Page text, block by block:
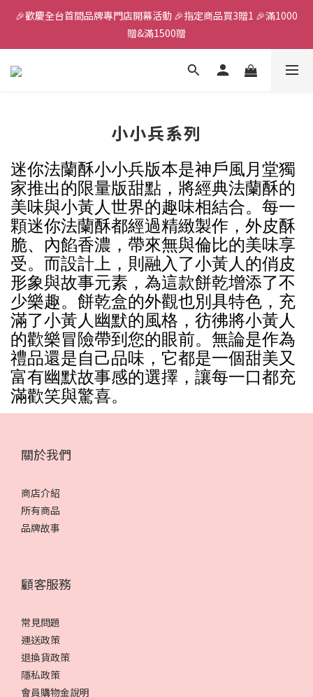
全館滿千免運
🎉歡慶全台首間品牌專門店開幕活動 🎉指定商品買3贈1 🎉滿1000
贈&滿1500贈
✨首加入會員獲得200元購物金✨生日禮金300元
全館滿千免運
小小兵系列
迷你法蘭酥小小兵版本是神戶風月堂獨
家推出的限量版甜點，將經典法蘭酥的
美味與小黃人世界的趣味相結合。每一
顆迷你法蘭酥都經過精緻製作，外皮酥
脆、內餡香濃，帶來無與倫比的美味享
受。而設計上，則融入了小黃人的俏皮
形象與故事元素，為這款餅乾增添了不
少樂趣。餅乾盒的外觀也別具特色，充
滿了小黃人幽默的風格，彷彿將小黃人
的歡樂冒險帶到您的眼前。無論是作為
禮品還是自己品味，它都是一個甜美又
富有幽默故事感的選擇，讓每一口都充
滿歡笑與驚喜。
關於我們
商店介紹
所有商品
品牌故事
顧客服務
常見問題
運送政策
退換貨政策
隱私政策
會員購物金說明